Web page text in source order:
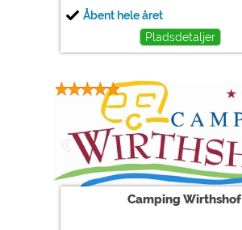
Åbent hele året
Pladsdetaljer
Camping Wirthshof